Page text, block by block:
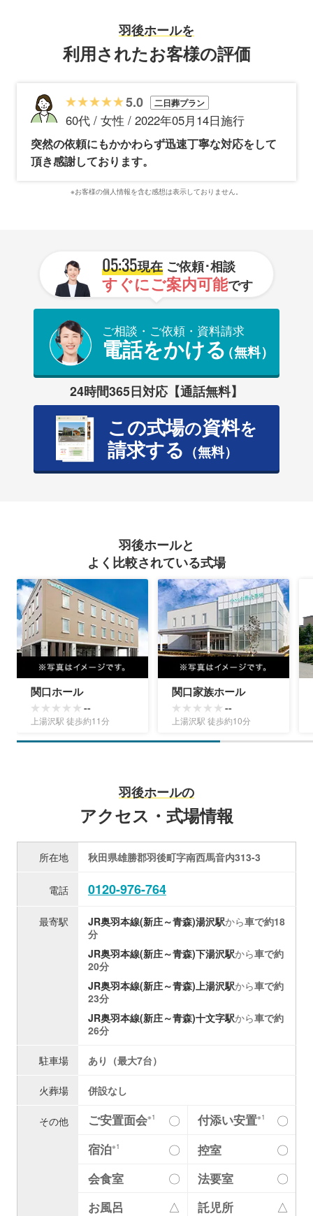
羽後ホールを
利用されたお客様の評価
5.0 二日葬プラン
60代 / 女性 / 2022年05月14日施行
突然の依頼にもかかわらず迅速丁寧な対応をして
頂き感謝しております。
※お客様の個人情報を含む感想は表示しておりません。
05:35現在ご依頼･相談
すぐにご案内可能です
ご相談・ご依頼・資料請求
電話をかける（無料）
24時間365日対応【通話無料】
この式場の資料を
請求する （無料）
羽後ホールと
よく比較されている式場
関口ホール
--
上湯沢駅 徒歩約11分
関口家族ホール
--
上湯沢駅 徒歩約10分
羽後ホールの
アクセス・式場情報
所在地 秋田県雄勝郡羽後町字南西馬音内313-3
電話 0120-976-764
最寄駅 JR奥羽本線(新庄～青森)湯沢駅から車で約18
分
JR奥羽本線(新庄～青森)下湯沢駅から車で約
20分
JR奥羽本線(新庄～青森) 上湯沢駅から車で約
23分
JR奥羽本線(新庄～青森)十文字駅から車で約
26分
駐車場 あり（最大7台）
火葬場 併設なし
その他 ご安置面会※1 〇 付添い安置※1
〇
宿泊※1 〇 控室
〇
会食室
〇 法要室
〇
お風呂
△ 託児所
△